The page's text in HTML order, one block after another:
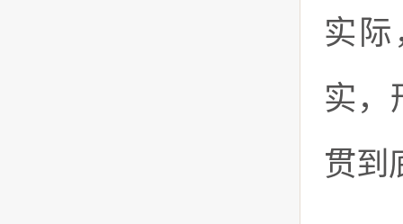
实
实，
贯到